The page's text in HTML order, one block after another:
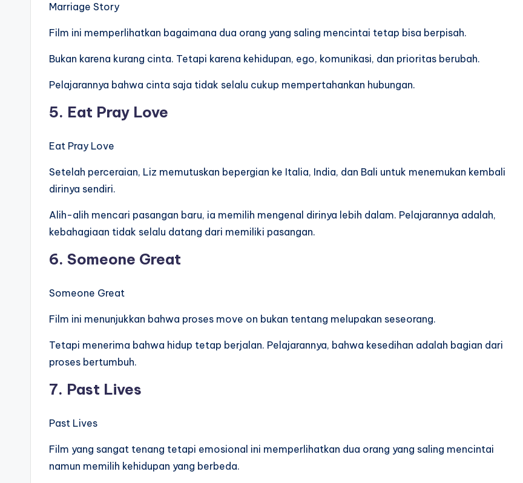
Marriage Story
Film ini memperlihatkan bagaimana dua orang yang saling mencintai tetap bisa berpisah.
Bukan karena kurang cinta. Tetapi karena kehidupan, ego, komunikasi, dan prioritas berubah.
Pelajarannya bahwa cinta saja tidak selalu cukup mempertahankan hubungan.
5. Eat Pray Love
Eat Pray Love
Setelah perceraian, Liz memutuskan bepergian ke Italia, India, dan Bali untuk menemukan kembali
dirinya sendiri.
Alih-alih mencari pasangan baru, ia memilih mengenal dirinya lebih dalam. Pelajarannya adalah,
kebahagiaan tidak selalu datang dari memiliki pasangan.
6. Someone Great
Someone Great
Film ini menunjukkan bahwa proses move on bukan tentang melupakan seseorang.
Tetapi menerima bahwa hidup tetap berjalan. Pelajarannya, bahwa kesedihan adalah bagian dari
proses bertumbuh.
7. Past Lives
Past Lives
Film yang sangat tenang tetapi emosional ini memperlihatkan dua orang yang saling mencintai
namun memilih kehidupan yang berbeda.